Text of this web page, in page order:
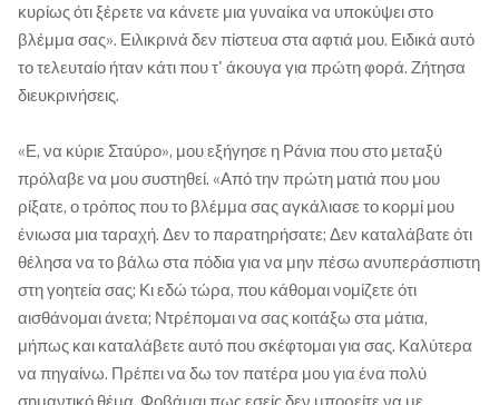
κυρίως ότι ξέρετε να κάνετε μια γυναίκα να υποκύψει στο
βλέμμα σας». Ειλικρινά δεν πίστευα στα αφτιά μου. Ειδικά αυτό
το τελευταίο ήταν κάτι που τ' άκουγα για πρώτη φορά. Ζήτησα
διευκρινήσεις.
«Ε, να κύριε Σταύρο», μου εξήγησε η Ράνια που στο μεταξύ
πρόλαβε να μου συστηθεί. «Από την πρώτη ματιά που μου
ρίξατε, ο τρόπος που το βλέμμα σας αγκάλιασε το κορμί μου
ένιωσα μια ταραχή. Δεν το παρατηρήσατε; Δεν καταλάβατε ότι
θέλησα να το βάλω στα πόδια για να μην πέσω ανυπεράσπιστη
στη γοητεία σας; Κι εδώ τώρα, που κάθομαι νομίζετε ότι
αισθάνομαι άνετα; Ντρέπομαι να σας κοιτάξω στα μάτια,
μήπως και καταλάβετε αυτό που σκέφτομαι για σας. Καλύτερα
να πηγαίνω. Πρέπει να δω τον πατέρα μου για ένα πολύ